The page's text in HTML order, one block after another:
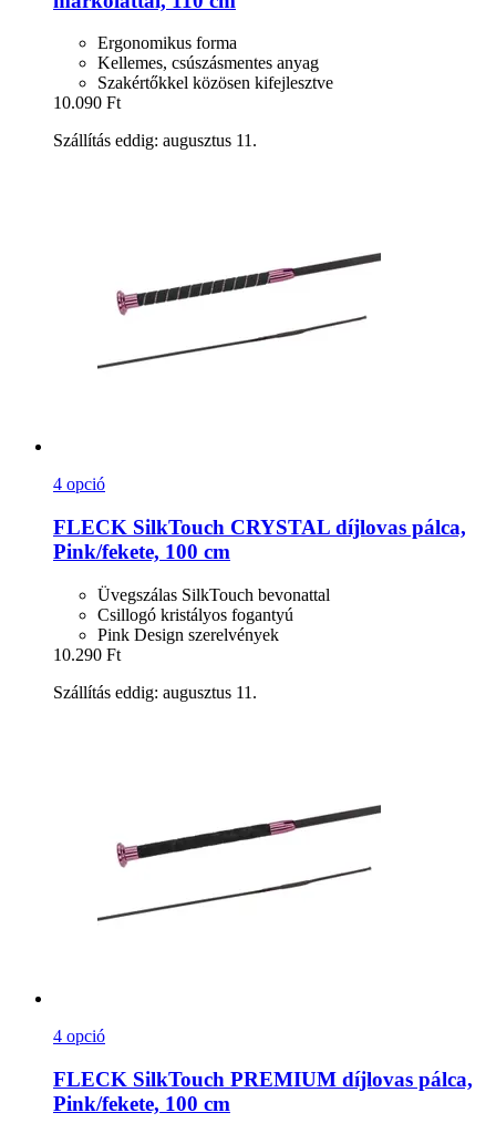
Ergonomikus forma
Kellemes, csúszásmentes anyag
Szakértőkkel közösen kifejlesztve
10.090 Ft
Szállítás eddig: augusztus 11.
4 opció
FLECK SilkTouch CRYSTAL díjlovas pálca,
Pink/fekete, 100 cm
Üvegszálas SilkTouch bevonattal
Csillogó kristályos fogantyú
Pink Design szerelvények
10.290 Ft
Szállítás eddig: augusztus 11.
4 opció
FLECK SilkTouch PREMIUM díjlovas pálca,
Pink/fekete, 100 cm